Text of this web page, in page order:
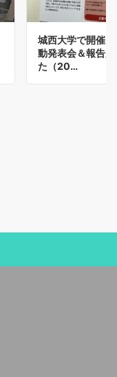
城西大学で開催
動発表会＆報告
た（20…